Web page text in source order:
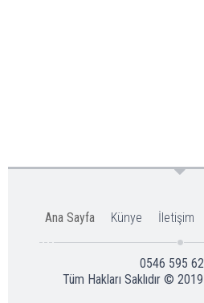
Ana Sayfa Künye İletişim
0546 595
Tüm Hakları Saklıdır © 2019